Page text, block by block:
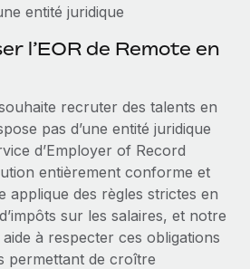
grâce à Remote
du conseil en matière de
entité juridique
l’EOR de Remote en
recruter des talents en
pas d’une entité juridique
d’Employer of Record
entièrement conforme et
applique des règles strictes en
sur les salaires, et notre
aide à respecter ces obligations
permettant de croître